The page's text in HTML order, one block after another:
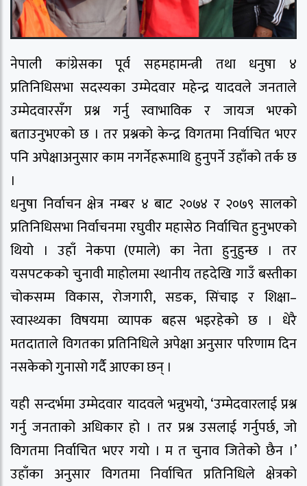
नेपाली कांग्रेसका पूर्व सहमहामन्त्री तथा धनुषा ४
प्रतिनिधिसभा सदस्यका उम्मेदवार महेन्द्र यादवले जनताले
उम्मेदवारसँग प्रश्न गर्नु स्वाभाविक र जायज भएको
बताउनुभएको छ । तर प्रश्नको केन्द्र विगतमा निर्वाचित भएर
पनि अपेक्षाअनुसार काम नगर्नेहरूमाथि हुनुपर्ने उहाँको तर्क छ
।
धनुषा निर्वाचन क्षेत्र नम्बर ४ बाट २०७४ र २०७९ सालको
प्रतिनिधिसभा निर्वाचनमा रघुवीर महासेठ निर्वाचित हुनुभएको
थियो । उहाँ नेकपा (एमाले) का नेता हुनुहुन्छ । तर
यसपटकको चुनावी माहोलमा स्थानीय तहदेखि गाउँ बस्तीका
चोकसम्म विकास, रोजगारी, सडक, सिंचाइ र शिक्षा–
स्वास्थ्यका विषयमा व्यापक बहस भइरहेको छ । धेरै
मतदाताले विगतका प्रतिनिधिले अपेक्षा अनुसार परिणाम दिन
नसकेको गुनासो गर्दै आएका छन् ।
यही सन्दर्भमा उम्मेदवार यादवले भन्नुभयो, ‘उम्मेदवारलाई प्रश्न
गर्नु जनताको अधिकार हो । तर प्रश्न उसलाई गर्नुपर्छ, जो
विगतमा निर्वाचित भएर गयो । म त चुनाव जितेको छैन ।’
उहाँका अनुसार विगतमा निर्वाचित प्रतिनिधिले क्षेत्रको